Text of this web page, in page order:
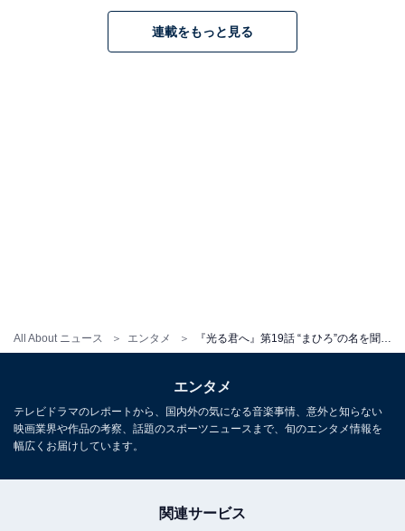
All About ニュース エンタメ
編集・ライター歴17年。マンガ、小説、雑誌等の編
集を経てフリーライターに転向後、グルメ、観光、
ドラマレビューを中心に取材・執筆の傍ら、飲食企
連載をもっと見る
エンタメ
テレビドラマのレポートから、国内外の気になる音楽事情、意外と知らない
映画業界や作品の考察、話題のスポーツニュースまで、旬のエンタメ情報を
幅広くお届けしています。
関連サービス